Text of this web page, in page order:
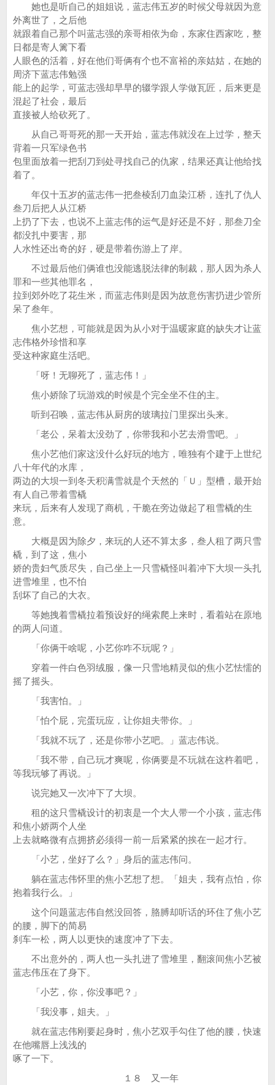
她也是听自己的姐姐说，蓝志伟五岁的时候父母就因为意
外离世了，之后他
就跟着自己那个叫蓝志强的亲哥相依为命，东家住西家吃，整
日都是寄人篱下看
人眼色的活着，好在他们哥俩有个也不富裕的亲姑姑，在她的
周济下蓝志伟勉强
能上的起学，可蓝志强却早早的辍学跟人学做瓦匠，后来更是
混起了社会，最后
直接被人给砍死了。
从自己哥哥死的那一天开始，蓝志伟就没在上过学，整天
背着一只军绿色书
包里面放着一把刮刀到处寻找自己的仇家，结果还真让他给找
着了。
年仅十五岁的蓝志伟一把叁棱刮刀血染江桥，连扎了仇人
叁刀后把人从江桥
上扔了下去，也说不上蓝志伟的运气是好还是不好，那叁刀全
都没扎中要害，那
人水性还出奇的好，硬是带着伤游上了岸。
不过最后他们俩谁也没能逃脱法律的制裁，那人因为杀人
罪和一些其他罪名，
拉到郊外吃了花生米，而蓝志伟则是因为故意伤害扔进少管所
呆了叁年。
焦小艺想，可能就是因为从小对于温暖家庭的缺失才让蓝
志伟格外珍惜和享
受这种家庭生活吧。
「呀！无聊死了，蓝志伟！」
焦小娇除了玩游戏的时候是个完全坐不住的主。
听到召唤，蓝志伟从厨房的玻璃拉门里探出头来。
「老公，呆着太没劲了，你带我和小艺去滑雪吧。」
焦小艺他们家这没什么好玩的地方，唯独有个建于上世纪
八十年代的水库，
两边的大坝一到冬天积满雪就是个天然的「Ｕ」型槽，最开始
有人自己带着雪橇
来玩，后来有人发现了商机，干脆在旁边做起了租雪橇的生
意。
大概是因为除夕，来玩的人还不算太多，叁人租了两只雪
橇，到了这，焦小
娇的贵妇气质尽失，自己坐上一只雪橇怪叫着冲下大坝一头扎
进雪堆里，也不怕
刮坏了自己的大衣。
等她拽着雪橇拉着预设好的绳索爬上来时，看着站在原地
的两人问道。
「你俩干啥呢，小艺你咋不玩呢？」
穿着一件白色羽绒服，像一只雪地精灵似的焦小艺怯懦的
摇了摇头。
「我害怕。」
「怕个屁，完蛋玩应，让你姐夫带你。」
「我就不玩了，还是你带小艺吧。」蓝志伟说。
「我不带，自己玩才爽呢，你俩要是不玩就在这杵着吧，
等我玩够了再说。」
说完她又一次冲下了大坝。
租的这只雪橇设计的初衷是一个大人带一个小孩，蓝志伟
和焦小娇两个人坐
上去就略微有点拥挤必须得一前一后紧紧的挨在一起才行。
「小艺，坐好了么？」身后的蓝志伟问。
躺在蓝志伟怀里的焦小艺想了想。「姐夫，我有点怕，你
抱着我行么。」
这个问题蓝志伟自然没回答，胳膊却听话的环住了焦小艺
的腰，脚下的简易
刹车一松，两人以更快的速度冲了下去。
不出意外的，两人也一头扎进了雪堆里，翻滚间焦小艺被
蓝志伟压在了身下。
「小艺，你，你没事吧？」
「我没事，姐夫。」
就在蓝志伟刚要起身时，焦小艺双手勾住了他的腰，快速
在他嘴唇上浅浅的
啄了一下。
１８ 又一年